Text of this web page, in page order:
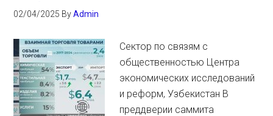
02/04/2025 ByAdmin
Сектор по связям с
общественностью Центра
экономических исследований
и реформ, Узбекистан В
преддверии саммита